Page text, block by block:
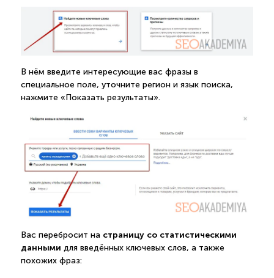
В нём введите интересующие вас фразы в
специальное поле, уточните регион и язык поиска,
нажмите «Показать результаты».
Вас перебросит на страницу со статистическими
данными для введённых ключевых слов, а также
похожих фраз: